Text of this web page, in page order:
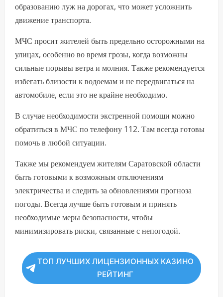
образованию луж на дорогах, что может усложнить
движение транспорта.
МЧС просит жителей быть предельно осторожными на
улицах, особенно во время грозы, когда возможны
сильные порывы ветра и молния. Также рекомендуется
избегать близости к водоемам и не передвигаться на
автомобиле, если это не крайне необходимо.
В случае необходимости экстренной помощи можно
обратиться в МЧС по телефону 112. Там всегда готовы
помочь в любой ситуации.
Также мы рекомендуем жителям Саратовской области
быть готовыми к возможным отключениям
электричества и следить за обновлениями прогноза
погоды. Всегда лучше быть готовым и принять
необходимые меры безопасности, чтобы
минимизировать риски, связанные с непогодой.
ТОП ЛУЧШИХ ЛИЦЕНЗИОННЫХ КАЗИНО
РЕЙТИНГ